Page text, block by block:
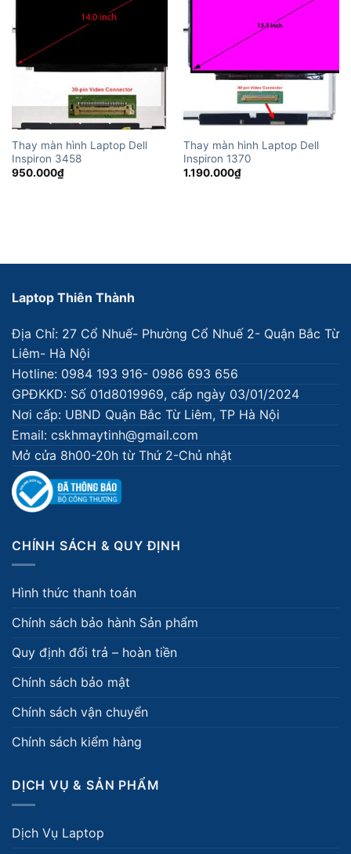
Thay màn hình Laptop Dell
Inspiron 3458
950.000₫
Thay màn hình Laptop Dell
Inspiron 1370
1.190.000₫
Laptop Thiên Thành
Địa Chỉ: 27 Cổ Nhuế- Phường Cổ Nhuế 2- Quận Bắc Từ
Liêm- Hà Nội
Hotline: 0984 193 916- 0986 693 656
GPĐKKD: Số 01d8019969, cấp ngày 03/01/2024
Nơi cấp: UBND Quận Bắc Từ Liêm, TP Hà Nội
Email: cskhmaytinh@gmail.com
Mở cửa 8h00-20h từ Thứ 2-Chủ nhật
CHÍNH SÁCH & QUY ĐỊNH
Hình thức thanh toán
Chính sách bảo hành Sản phẩm
Quy định đổi trả – hoàn tiền
Chính sách bảo mật
Chính sách vận chuyển
Chính sách kiểm hàng
DỊCH VỤ & SẢN PHẨM
Dịch Vụ Laptop